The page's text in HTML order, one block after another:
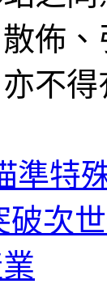
佈
不
準特
破次